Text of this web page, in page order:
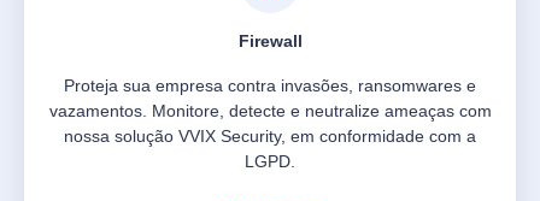
Firewall
Proteja sua empresa contra invasões, ransomwares e
vazamentos. Monitore, detecte e neutralize ameaças com
nossa solução VVIX Security, em conformidade com a
LGPD.